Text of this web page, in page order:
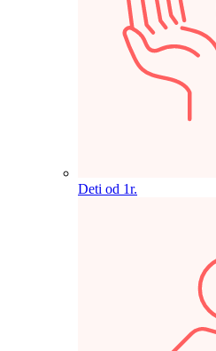
Deti od 1r.